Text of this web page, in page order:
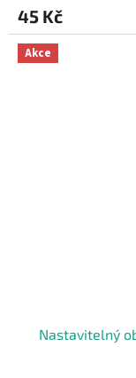
45 Kč
Akce
Nastavitelný